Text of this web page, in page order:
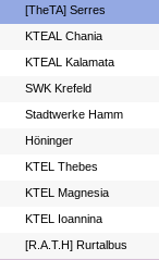
[TheTA] Serres
KTEAL Chania
KTEAL Kalamata
SWK Krefeld
Stadtwerke Hamm
Höninger
KTEL Thebes
ΚΤΕL Magnesia
KTEL Ioannina
[R.A.T.H] Rurtalbus